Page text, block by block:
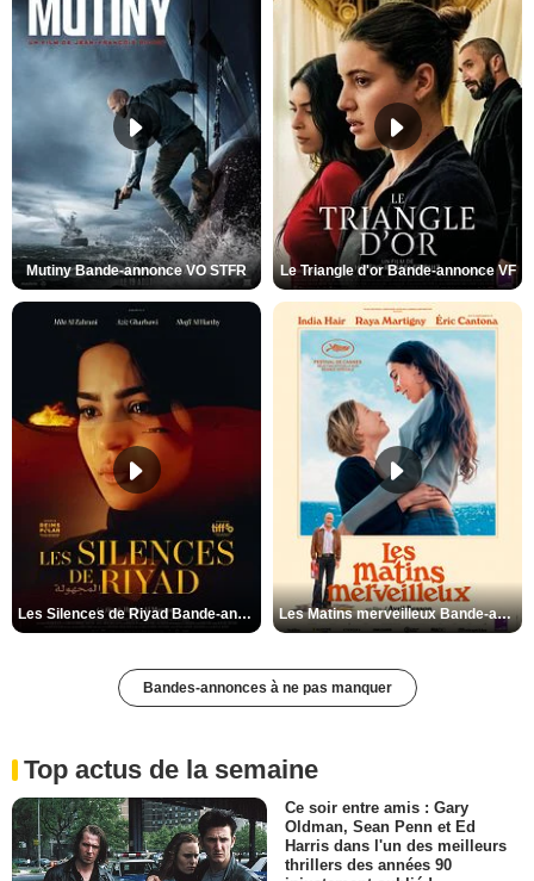
Mutiny Bande-annonce VO STFR Le Triangle d'or Bande-annonce VF
Les Silences de Riyad Bande-annonce VO STFR Les Matins merveilleux Bande-annonce VF
Bandes-annonces à ne pas manquer
Top actus de la semaine
Ce soir entre amis : Gary
Oldman, Sean Penn et Ed
Harris dans l'un des meilleurs
thrillers des années 90